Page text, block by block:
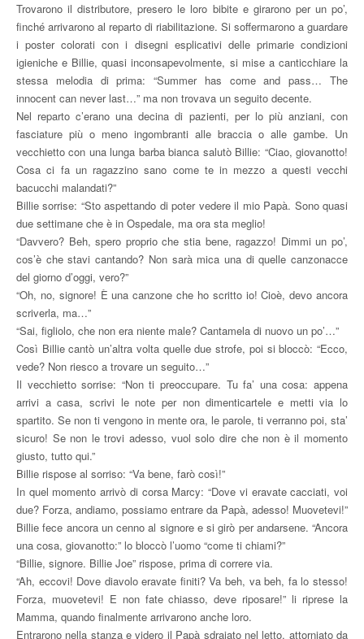
Trovarono il distributore, presero le loro bibite e girarono per un po’,
finché arrivarono al reparto di riabilitazione. Si soffermarono a guardare
i poster colorati con i disegni esplicativi delle primarie condizioni
igieniche e Billie, quasi inconsapevolmente, si mise a canticchiare la
stessa melodia di prima: “Summer has come and pass… The
innocent can never last…” ma non trovava un seguito decente.
Nel reparto c’erano una decina di pazienti, per lo più anziani, con
fasciature più o meno ingombranti alle braccia o alle gambe. Un
vecchietto con una lunga barba bianca salutò Billie: “Ciao, giovanotto!
Cosa ci fa un ragazzino sano come te in mezzo a questi vecchi
bacucchi malandati?”
Billie sorrise: “Sto aspettando di poter vedere il mio Papà. Sono quasi
due settimane che è in Ospedale, ma ora sta meglio!
“Davvero? Beh, spero proprio che stia bene, ragazzo! Dimmi un po’,
cos’è che stavi cantando? Non sarà mica una di quelle canzonacce
del giorno d’oggi, vero?”
“Oh, no, signore! È una canzone che ho scritto io! Cioè, devo ancora
scriverla, ma…”
“Sai, figliolo, che non era niente male? Cantamela di nuovo un po’…”
Così Billie cantò un’altra volta quelle due strofe, poi si bloccò: “Ecco,
vede? Non riesco a trovare un seguito…”
Il vecchietto sorrise: “Non ti preoccupare. Tu fa’ una cosa: appena
arrivi a casa, scrivi le note per non dimenticartele e metti via lo
spartito. Se non ti vengono in mente ora, le parole, ti verranno poi, sta’
sicuro! Se non le trovi adesso, vuol solo dire che non è il momento
giusto, tutto qui.”
Billie rispose al sorriso: “Va bene, farò così!”
In quel momento arrivò di corsa Marcy: “Dove vi eravate cacciati, voi
due? Forza, andiamo, possiamo entrare da Papà, adesso! Muovetevi!”
Billie fece ancora un cenno al signore e si girò per andarsene. “Ancora
una cosa, giovanotto:” lo bloccò l’uomo “come ti chiami?”
“Billie, signore. Billie Joe” rispose, prima di correre via.
“Ah, eccovi! Dove diavolo eravate finiti? Va beh, va beh, fa lo stesso!
Forza, muovetevi! E non fate chiasso, deve riposare!” li riprese la
Mamma, quando finalmente arrivarono anche loro.
Entrarono nella stanza e videro il Papà sdraiato nel letto, attorniato da